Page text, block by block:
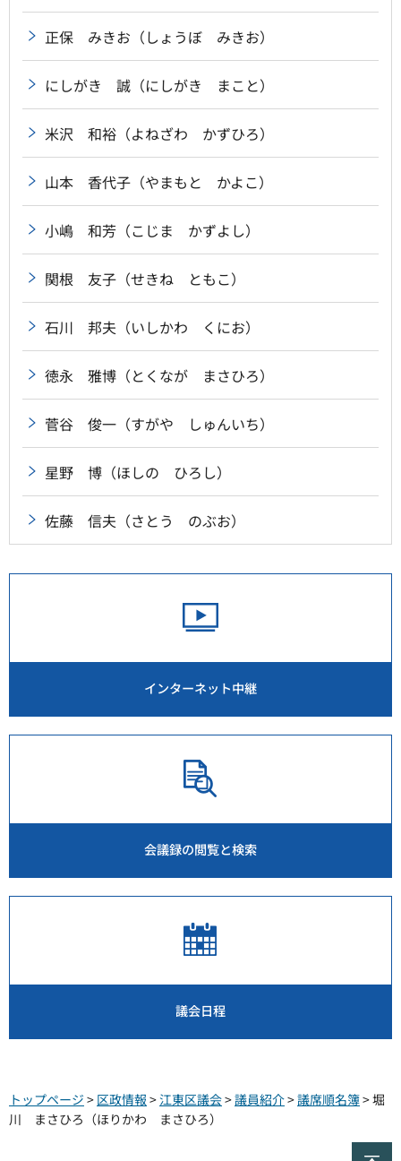
正保 みきお（しょうぼ みきお）
にしがき 誠（にしがき まこと）
米沢 和裕（よねざわ かずひろ）
山本 香代子（やまもと かよこ）
小嶋 和芳（こじま かずよし）
関根 友子（せきね ともこ）
石川 邦夫（いしかわ くにお）
徳永 雅博（とくなが まさひろ）
菅谷 俊一（すがや しゅんいち）
星野 博（ほしの ひろし）
佐藤 信夫（さとう のぶお）
インターネット中継
会議録の閲覧と検索
議会日程
トップページ > 区政情報 >江東区議会>議員紹介>議席順名簿> 堀
川 まさひろ（ほりかわ まさひろ）